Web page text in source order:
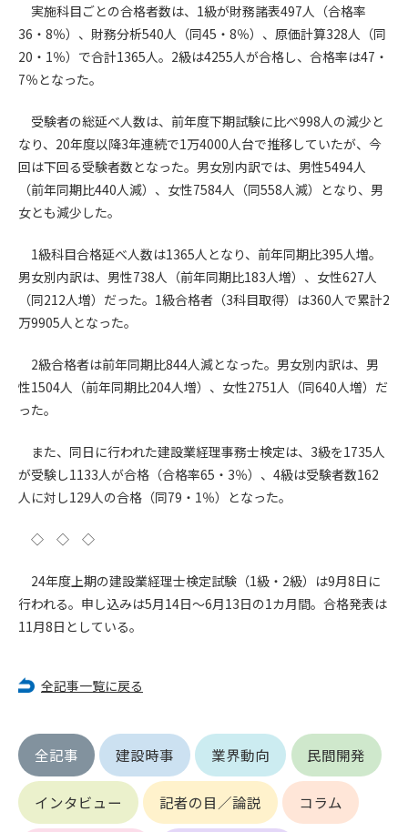
実施科目ごとの合格者数は、1級が財務諸表497人（合格率
36・8％）、財務分析540人（同45・8％）、原価計算328人（同
20・1％）で合計1365人。2級は4255人が合格し、合格率は47・
7％となった。
受験者の総延べ人数は、前年度下期試験に比べ998人の減少と
なり、20年度以降3年連続で1万4000人台で推移していたが、今
回は下回る受験者数となった。男女別内訳では、男性5494人
（前年同期比440人減）、女性7584人（同558人減）となり、男
女とも減少した。
1級科目合格延べ人数は1365人となり、前年同期比395人増。
男女別内訳は、男性738人（前年同期比183人増）、女性627人
（同212人増）だった。1級合格者（3科目取得）は360人で累計2
万9905人となった。
2級合格者は前年同期比844人減となった。男女別内訳は、男
性1504人（前年同期比204人増）、女性2751人（同640人増）だ
った。
また、同日に行われた建設業経理事務士検定は、3級を1735人
が受験し1133人が合格（合格率65・3％）、4級は受験者数162
人に対し129人の合格（同79・1％）となった。
◇ ◇ ◇
24年度上期の建設業経理士検定試験（1級・2級）は9月8日に
行われる。申し込みは5月14日～6月13日の1カ月間。合格発表は
11月8日としている。
全記事一覧に戻る
全記事 建設時事 業界動向 民間開発
インタビュー 記者の目／論説 コラム
あります。変更内容は、建設資料館WEB上に表示した時点で直
ちに全ての会員が了承したものとみなします。
第4条（会員審査および資格の取り消し）
後、管理者がこれを承認した者をいいます。
第4条（会員の定義と登録）
1. 管理者は前条により審査の結果、会員申込みをした者が以下
の何れかの項目に該当することがわかった場合、その者の会
員としての権限を承認しないことがあります。
(2) 本規約に違反した場合/li>
(3) 会員申し込みの際、申告事項に虚偽があった場合
(4) 会員申込者が管理者所定の手続き通りに会員申込手続き処
理を行わなかった場合
2. 管理者は承認後であっても承認した会員が前項の何れかに該
当することが判明した場合、会員資格を取り消すことがあり
第5条（IDおよびパスワードの管理）
1. 会員は申込の際に管理者が発行したIDおよびパスワードの使
用および管理について責任を負うものとします。
2. 会員は、自己のIDおよびパスワードを、貸与、譲渡、売買、
その他形態を問わず、第三者に利用させることはできませ
ん。
3. 会員は、IDおよびパスワードの管理不十分、使用上の過誤、
第三者（他の会員を含む）の使用等による損害について責任
を負うものとし、管理者は一切責任を負いません。
す。
る行為
(2) 第三者または管理者の財産、プライバシー等を侵害する行
為
(3) 第三者または管理者を誹謗中傷する行為
(4) 有害なコンピュータプログラム等を送信又は書き込む行為